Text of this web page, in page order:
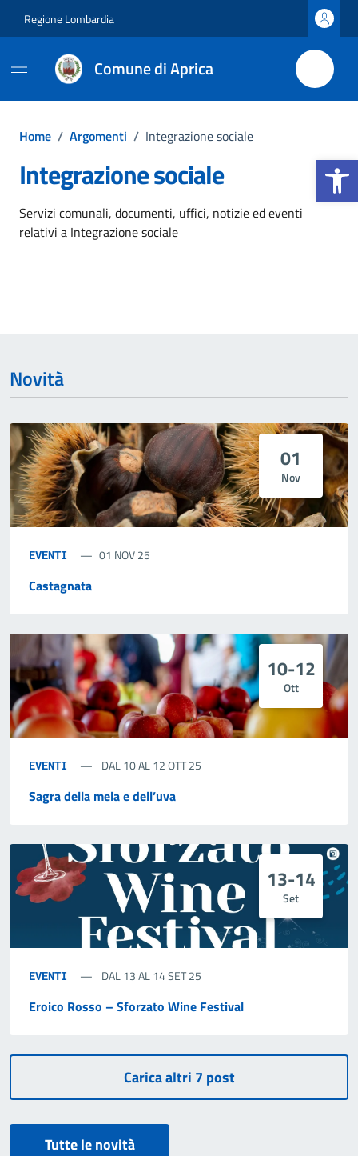
Apri la
Regione Lombardia
Comune di Aprica
Home / Argomenti / Integrazione sociale
Integrazione sociale
Dettagli dell'argomento
Servizi comunali, documenti, uffici, notizie ed eventi
relativi a Integrazione sociale
Novità
01
Nov
EVENTI 01 NOV 25
Castagnata
10-12
Ott
EVENTI DAL 10 AL 12 OTT 25
Sagra della mela e dell’uva
13-14
Set
EVENTI DAL 13 AL 14 SET 25
Eroico Rosso – Sforzato Wine Festival
Tutte le novità